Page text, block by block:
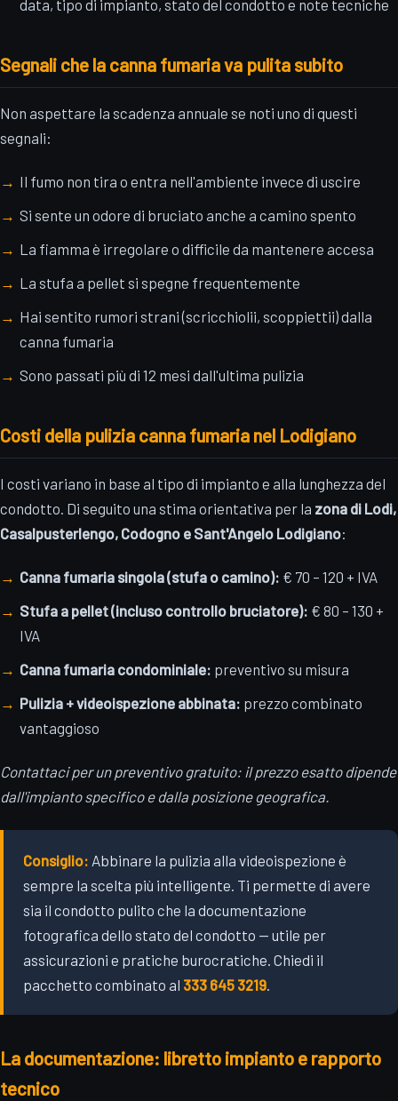
data, tipo di impianto, stato del condotto e note tecniche
Segnali che la canna fumaria va pulita subito
Non aspettare la scadenza annuale se noti uno di questi
segnali:
Il fumo non tira o entra nell'ambiente invece di uscire
Si sente un odore di bruciato anche a camino spento
La fiamma è irregolare o difficile da mantenere accesa
La stufa a pellet si spegne frequentemente
Hai sentito rumori strani (scricchiolii, scoppiettii) dalla
canna fumaria
Sono passati più di 12 mesi dall'ultima pulizia
Costi della pulizia canna fumaria nel Lodigiano
I costi variano in base al tipo di impianto e alla lunghezza del
condotto. Di seguito una stima orientativa per la zona di Lodi,
Casalpusterlengo, Codogno e Sant'Angelo Lodigiano:
Canna fumaria singola (stufa o camino): € 70 – 120 + IVA
Stufa a pellet (incluso controllo bruciatore): € 80 – 130 +
IVA
Canna fumaria condominiale: preventivo su misura
Pulizia + videoispezione abbinata: prezzo combinato
vantaggioso
Contattaci per un preventivo gratuito: il prezzo esatto dipende
dall'impianto specifico e dalla posizione geografica.
Consiglio: Abbinare la pulizia alla videoispezione è
sempre la scelta più intelligente. Ti permette di avere
sia il condotto pulito che la documentazione
fotografica dello stato del condotto — utile per
assicurazioni e pratiche burocratiche. Chiedi il
pacchetto combinato al 333 645 3219.
La documentazione: libretto impianto e rapporto
tecnico